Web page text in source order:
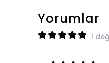
Yorumlar
1